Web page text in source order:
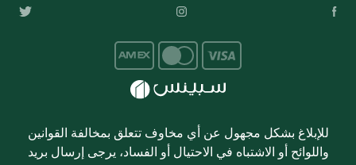
للإبلاغ بشكل مجهول عن أي مخاوف تتعلق بمخالفة القوانين
واللوائح أو الاشتباه في الاحتيال أو الفساد، يرجى إرسال بريد